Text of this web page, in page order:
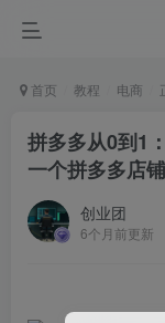
首页 教程 电商
拼多多从0到1
一个拼多多店
创业团
6个月前更新